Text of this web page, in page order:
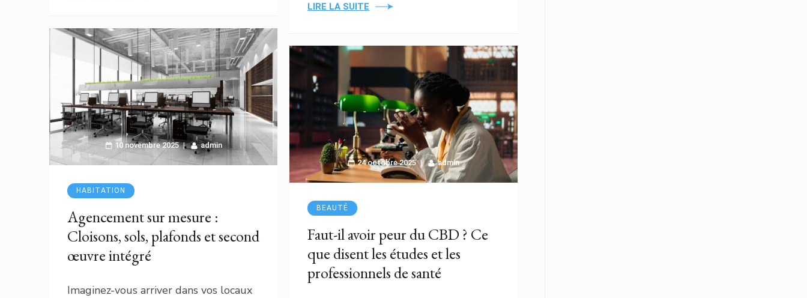
LIRE LA SUITE
10 novembre 2025 admin
HABITATION
Agencement sur mesure :
Cloisons, sols, plafonds et second
œuvre intégré
Imaginez-vous arriver dans vos locaux
24 octobre 2025 admin
BEAUTÉ
Faut-il avoir peur du CBD ? Ce
que disent les études et les
professionnels de santé